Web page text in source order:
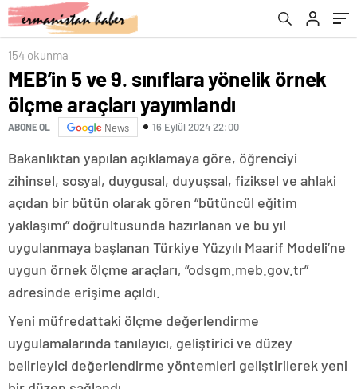
154 okunma
MEB’in 5 ve 9. sınıflara yönelik örnek
ölçme araçları yayımlandı
ABONE OL News 16 Eylül 2024 22:00
Bakanlıktan yapılan açıklamaya göre, öğrenciyi
zihinsel, sosyal, duygusal, duyuşsal, fiziksel ve ahlaki
açıdan bir bütün olarak gören “bütüncül eğitim
yaklaşımı” doğrultusunda hazırlanan ve bu yıl
uygulanmaya başlanan Türkiye Yüzyılı Maarif Modeli’ne
uygun örnek ölçme araçları, “odsgm.meb.gov.tr”
adresinde erişime açıldı.
Yeni müfredattaki ölçme değerlendirme
uygulamalarında tanılayıcı, geliştirici ve düzey
belirleyici değerlendirme yöntemleri geliştirilerek yeni